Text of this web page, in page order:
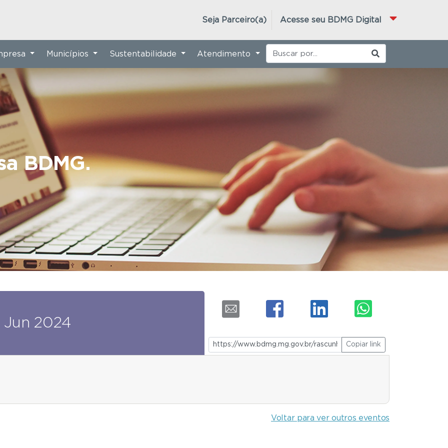
Acesse seu BDMG Digital
Seja Parceiro(a)
BDMG.
Municípios Sustentabilidade Atendimento
Jun 2024
Copiar link
Voltar para ver outros eventos